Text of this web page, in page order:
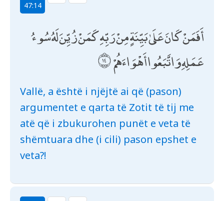
47:14
أَفَمَنْ كَانَ عَلَىٰ بَيِّنَةٍ مِنْ رَبِّهِ كَمَنْ زُيِّنَ لَهُ سُوءُ
عَمَلِهِ وَاتَّبَعُوا أَهْوَاءَهُمْ
Vallë, a është i njëjtë ai që (pason)
argumentet e qarta të Zotit të tij me
atë që i zbukurohen punët e veta të
shëmtuara dhe (i cili) pason epshet e
veta?!